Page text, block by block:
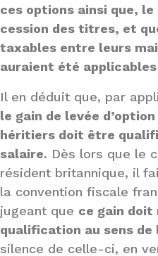
ces options ainsi que,
cession des titres, et
taxables entre leurs
auraient été
Il en déduit que, par
le gain de levée
héritiers doit être
salaire. Dès lors que le
résident britannique, il
la convention fiscale
jugeant que ce gain doit
qualification au sens de
silence de celle-ci, en